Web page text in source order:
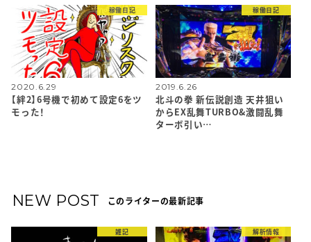
稼働日記
2020.6.29
【絆2】6号機で初めて設定6をツ
モった！
稼働日記
2019.6.26
北斗の拳 新伝説創造 天井狙い
からEX乱舞TURBO&激闘乱舞
ターボ引い…
NEW POST このライターの最新記事
雑記 解析情報